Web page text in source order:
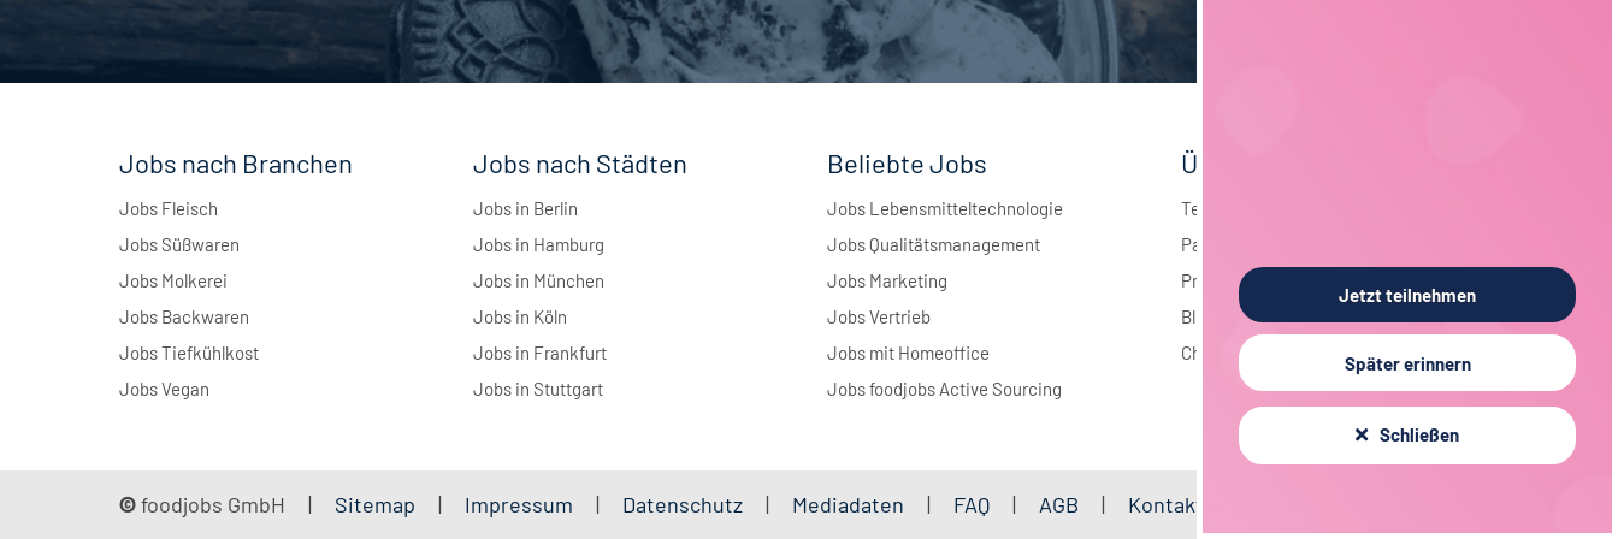
Jobs nach Branchen
Jobs Fleisch
Jobs Süßwaren
Jobs Molkerei
Jobs Backwaren
Jobs Tiefkühlkost
Jobs Vegan
Jobs nach Städten
Jobs in Berlin
Jobs in Hamburg
Jobs in München
Jobs in Köln
Jobs in Frankfurt
Jobs in Stuttgart
Beliebte Jobs
Jobs Lebensmitteltechnologie
Jobs Qualitätsmanagement
Jobs Marketing
Jobs Vertrieb
Jobs mit Homeoffice
Jobs foodjobs Active Sourcing
Über foodjobs
Team
Partner
Presse
Blog
Chronik
©foodjobs GmbH Sitemap Impressum Datenschutz Mediadaten FAQ AGB Kontakt
Jetzt teilnehmen
Später erinnern
Schließen